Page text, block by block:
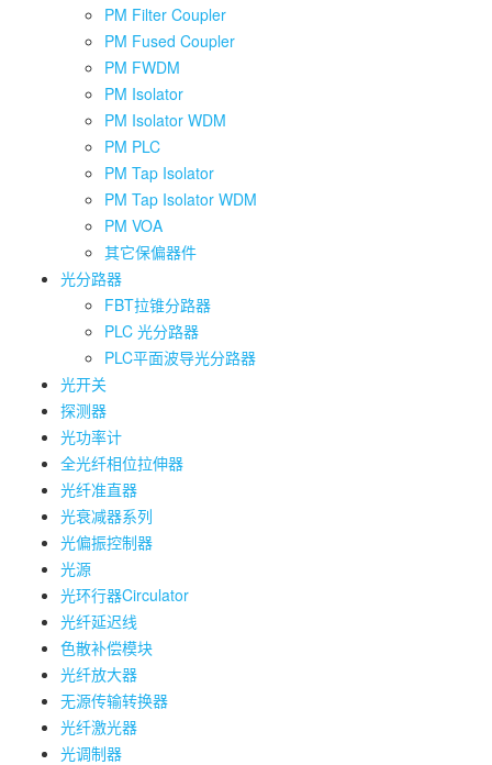
PM Filter Coupler
PM Fused Coupler
PM FWDM
PM Isolator
PM Isolator WDM
PM PLC
PM Tap Isolator
PM Tap Isolator WDM
PM VOA
其它保偏器件
光分路器
FBT拉锥分路器
PLC 光分路器
PLC平面波导光分路器
光开关
探测器
光功率计
全光纤相位拉伸器
光纤准直器
光衰减器系列
光偏振控制器
光源
光环行器Circulator
光纤延迟线
色散补偿模块
光纤放大器
无源传输转换器
光纤激光器
光调制器